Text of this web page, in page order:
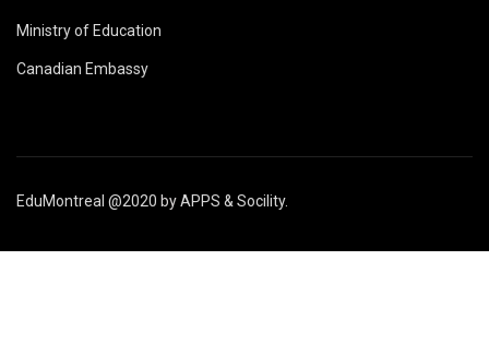
Ministry of Education
Canadian Embassy
EduMontreal @2020 byAPPS & Socility.